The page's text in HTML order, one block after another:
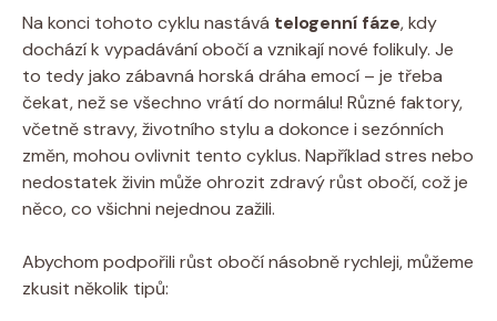
Na konci tohoto cyklu nastává telogenní fáze, kdy
dochází k vypadávání obočí a vznikají nové folikuly. Je
to tedy jako zábavná horská dráha emocí – je třeba
čekat, než se všechno vrátí do normálu! Různé faktory,
včetně stravy, životního stylu a dokonce i sezónních
změn, mohou ovlivnit tento cyklus. Například stres nebo
nedostatek živin může ohrozit zdravý růst obočí, což je
něco, co všichni nejednou zažili.
Abychom podpořili růst obočí násobně rychleji, můžeme
zkusit několik tipů: